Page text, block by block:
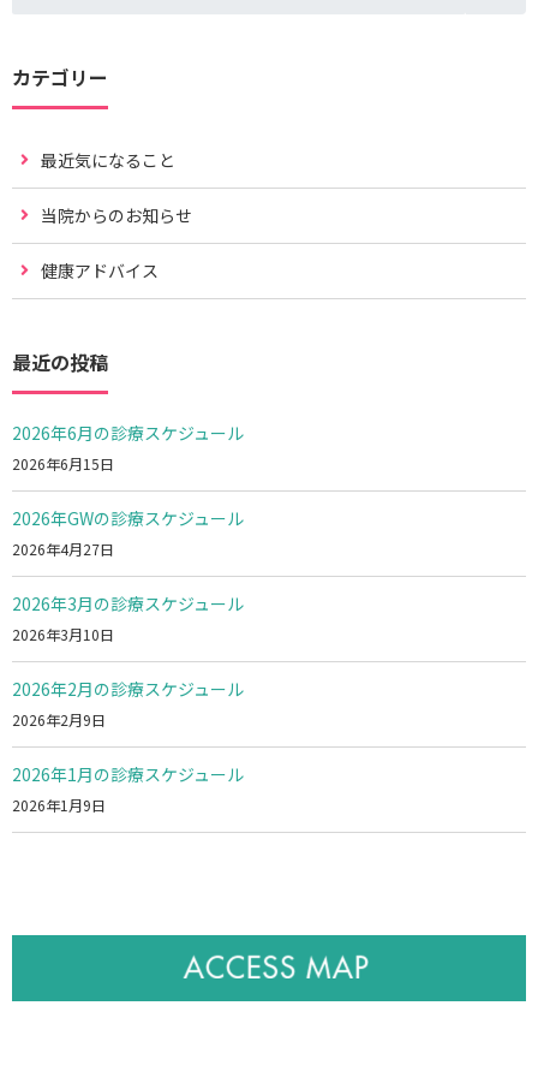
カテゴリー
最近気になること
当院からのお知らせ
健康アドバイス
最近の投稿
2026年6月の診療スケジュール
2026年6月15日
2026年GWの診療スケジュール
2026年4月27日
2026年3月の診療スケジュール
2026年3月10日
2026年2月の診療スケジュール
2026年2月9日
2026年1月の診療スケジュール
2026年1月9日